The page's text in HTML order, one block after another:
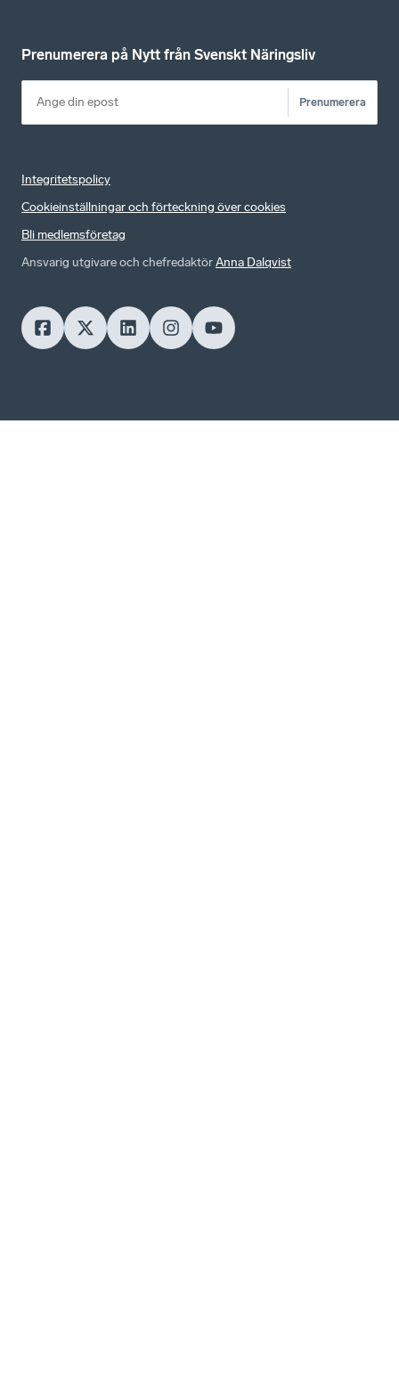
Prenumerera på Nytt från Svenskt Näringsliv
Prenumerera
Integritetspolicy
Cookieinställningar och förteckning över cookies
Bli medlemsföretag
Ansvarig utgivare och chefredaktörAnna Dalqvist